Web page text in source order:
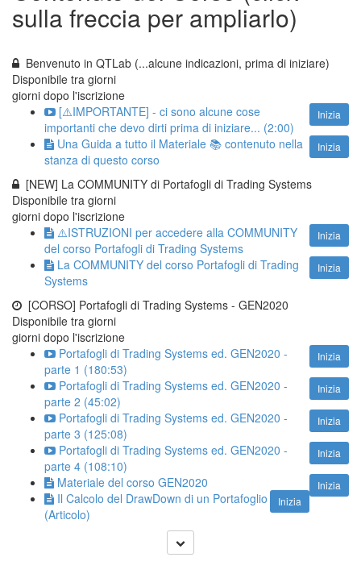
sulla freccia per ampliarlo)
Benvenuto in QTLab (...alcune indicazioni, prima di iniziare)
Disponibile tra giorni
giorni dopo l'iscrizione
Inizia
[⚠️IMPORTANTE] - ci sono alcune cose
importanti che devo dirti prima di iniziare... (2:00)
Inizia
Una Guida a tutto il Materiale 📚 contenuto nella
stanza di questo corso
[NEW] La COMMUNITY di Portafogli di Trading Systems
Disponibile tra giorni
giorni dopo l'iscrizione
Inizia
⚠️ISTRUZIONI per accedere alla COMMUNITY
del corso Portafogli di Trading Systems
Inizia
La COMMUNITY del corso Portafogli di Trading
Systems
[CORSO] Portafogli di Trading Systems - GEN2020
Disponibile tra giorni
giorni dopo l'iscrizione
Inizia
Portafogli di Trading Systems ed. GEN2020 -
parte 1 (180:53)
Inizia
Portafogli di Trading Systems ed. GEN2020 -
parte 2 (45:02)
Inizia
Portafogli di Trading Systems ed. GEN2020 -
parte 3 (125:08)
Inizia
Portafogli di Trading Systems ed. GEN2020 -
parte 4 (108:10)
Inizia
Materiale del corso GEN2020
Inizia
Il Calcolo del DrawDown di un Portafoglio
(Articolo)